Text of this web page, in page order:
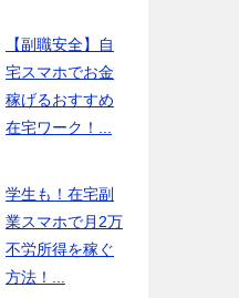
【副職安全】自
宅スマホでお金
稼げるおすすめ
在宅ワーク！...
学生も！在宅副
業スマホで月2万
不労所得を稼ぐ
方法！...